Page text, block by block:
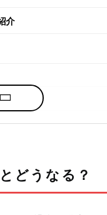
介
どうなる？